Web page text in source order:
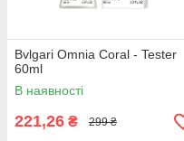
Bvlgari Omnia Coral - Tester
60ml
В наявності
221,26 ₴ 299 ₴